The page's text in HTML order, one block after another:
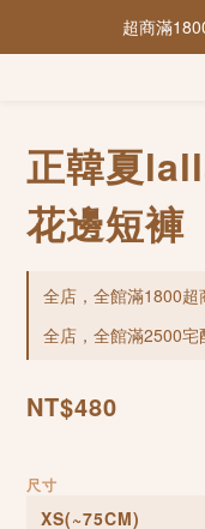
超商滿
正韓夏
花邊短褲
全店，全館滿1800超
全店，全館滿2500宅
NT$480
尺寸